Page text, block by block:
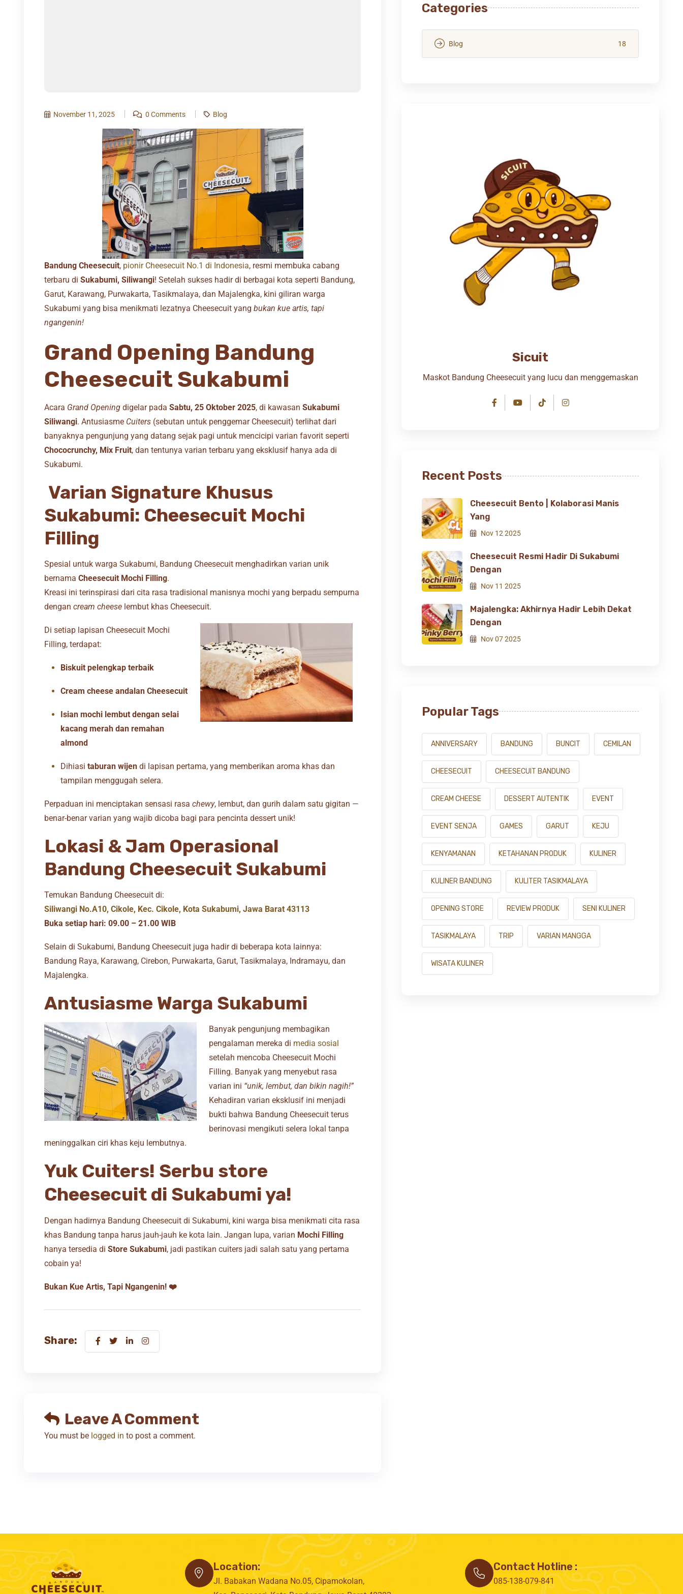
November 11, 2025 0 Comments Blog
Bandung Cheesecuit, pionir Cheesecuit No.1 di Indonesia, resmi membuka cabang
terbaru di Sukabumi, Siliwangi! Setelah sukses hadir di berbagai kota seperti Bandung,
Garut, Karawang, Purwakarta, Tasikmalaya, dan Majalengka, kini giliran warga
Sukabumi yang bisa menikmati lezatnya Cheesecuit yang bukan kue artis, tapi
ngangenin!
Grand Opening Bandung
Cheesecuit Sukabumi
Acara Grand Opening digelar pada Sabtu, 25 Oktober 2025, di kawasan Sukabumi
Siliwangi. Antusiasme Cuiters (sebutan untuk penggemar Cheesecuit) terlihat dari
banyaknya pengunjung yang datang sejak pagi untuk mencicipi varian favorit seperti
Chococrunchy, Mix Fruit, dan tentunya varian terbaru yang eksklusif hanya ada di
Sukabumi.
Varian Signature Khusus
Sukabumi: Cheesecuit Mochi
Filling
Spesial untuk warga Sukabumi, Bandung Cheesecuit menghadirkan varian unik
bernama Cheesecuit Mochi Filling.
Kreasi ini terinspirasi dari cita rasa tradisional manisnya mochi yang berpadu sempurna
dengan cream cheese lembut khas Cheesecuit.
Di setiap lapisan Cheesecuit Mochi
Filling, terdapat:
Biskuit pelengkap terbaik
Cream cheese andalan Cheesecuit
Isian mochi lembut dengan selai
kacang merah dan remahan
almond
Dihiasi taburan wijen di lapisan pertama, yang memberikan aroma khas dan
tampilan menggugah selera.
Perpaduan ini menciptakan sensasi rasa chewy, lembut, dan gurih dalam satu gigitan —
benar-benar varian yang wajib dicoba bagi para pencinta dessert unik!
Lokasi & Jam Operasional
Bandung Cheesecuit Sukabumi
Temukan Bandung Cheesecuit di:
Siliwangi No.A10, Cikole, Kec. Cikole, Kota Sukabumi, Jawa Barat 43113
Buka setiap hari: 09.00 – 21.00 WIB
Selain di Sukabumi, Bandung Cheesecuit juga hadir di beberapa kota lainnya:
Bandung Raya, Karawang, Cirebon, Purwakarta, Garut, Tasikmalaya, Indramayu, dan
Majalengka.
Antusiasme Warga Sukabumi
Banyak pengunjung membagikan
pengalaman mereka di media sosial
setelah mencoba Cheesecuit Mochi
Filling. Banyak yang menyebut rasa
varian ini “unik, lembut, dan bikin nagih!”
Kehadiran varian eksklusif ini menjadi
bukti bahwa Bandung Cheesecuit terus
berinovasi mengikuti selera lokal tanpa
meninggalkan ciri khas keju lembutnya.
Yuk Cuiters! Serbu store
Cheesecuit di Sukabumi ya!
Dengan hadirnya Bandung Cheesecuit di Sukabumi, kini warga bisa menikmati cita rasa
khas Bandung tanpa harus jauh-jauh ke kota lain. Jangan lupa, varian Mochi Filling
hanya tersedia di Store Sukabumi, jadi pastikan cuiters jadi salah satu yang pertama
cobain ya!
Bukan Kue Artis, Tapi Ngangenin! ❤️
Share:
Leave A Comment
You must be logged in to post a comment.
Categories
Blog 18
Sicuit
Maskot Bandung Cheesecuit yang lucu dan menggemaskan
Recent Posts
Cheesecuit Bento | Kolaborasi Manis
Yang
Nov 12 2025
Cheesecuit Resmi Hadir Di Sukabumi
Dengan
Nov 11 2025
Majalengka: Akhirnya Hadir Lebih Dekat
Dengan
Nov 07 2025
Popular Tags
ANNIVERSARY BANDUNG BUNCIT CEMILAN
CHEESECUIT CHEESECUIT BANDUNG
CREAM CHEESE DESSERT AUTENTIK EVENT
EVENT SENJA GAMES GARUT KEJU
KENYAMANAN KETAHANAN PRODUK KULINER
KULINER BANDUNG KULITER TASIKMALAYA
OPENING STORE REVIEW PRODUK SENI KULINER
TASIKMALAYA TRIP VARIAN MANGGA
WISATA KULINER
Location:
Jl. Babakan Wadana No.05, Cipamokolan,
Contact Hotline :
085-138-079-841